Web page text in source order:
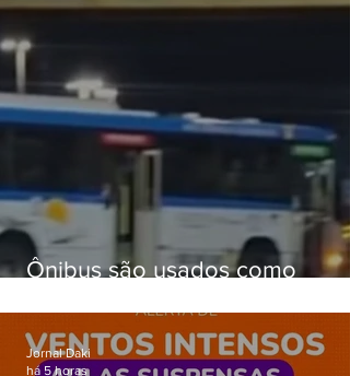
Ônibus são usados como
Gardênia Azul
Jornal Daki
há 5 horas